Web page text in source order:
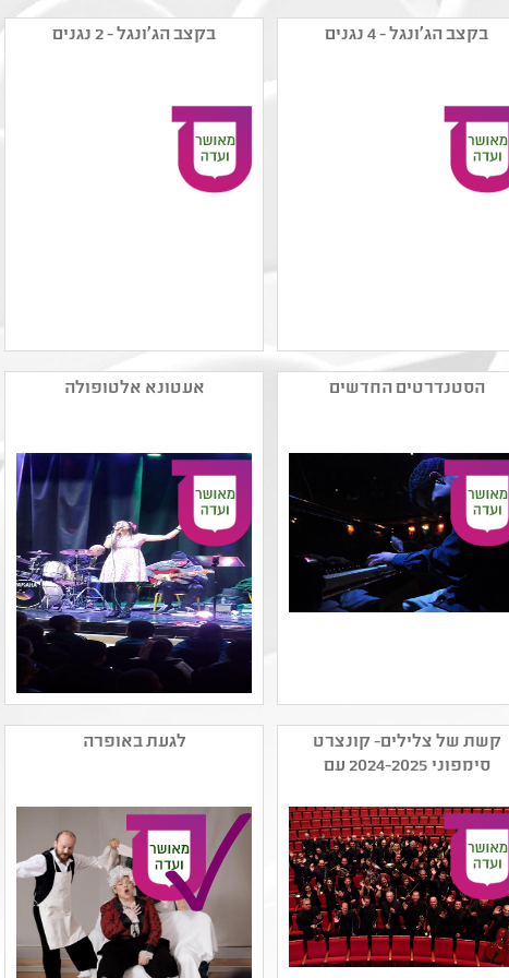
בקצב הג׳ונגל - 4 נגנים
שם המפיק: עמותת אנסמבל
טרמולו לכלי הקשה
קטגוריה: מוזיקה מהעולם
בקצב הג׳ונגל - 2 נגנים
טרמולו לכלי הקשה
קטגוריה: מוזיקה מהעולם
הסטנדרטים החדשים
קטגוריה: מוזיקה מהעולם
,מוזיקה ישראלית
פופולארית ,ג'אז ,עירוב
קהל יעד: ז - יב
נושאים: תהליכי יצירה
,תרבות ,תרבות עולם
אעטונא אלטופולה
קטגוריה: כלים וצלילים
,מוזיקה מהעולם ,מוזיקה
קהל יעד: א - ד
נושאים: מורשת ותרבות
ערבית ,תרבות ,שורשים
ותרבויות ישראל
קשת של צלילים- קונצרט
סימפוני 2024-2025 עם
לגעת באופרה